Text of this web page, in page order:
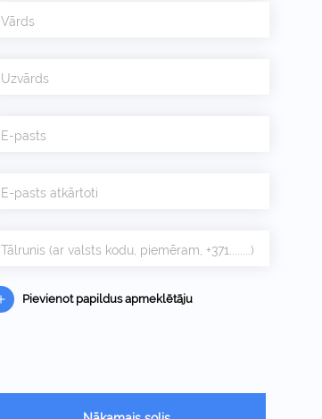
Vārds
Uzvārds
E-pasts
E-pasts atkārtoti
Tālrunis (ar valsts kodu, piemēram, +371........)
Pievienot papildus apmeklētāju